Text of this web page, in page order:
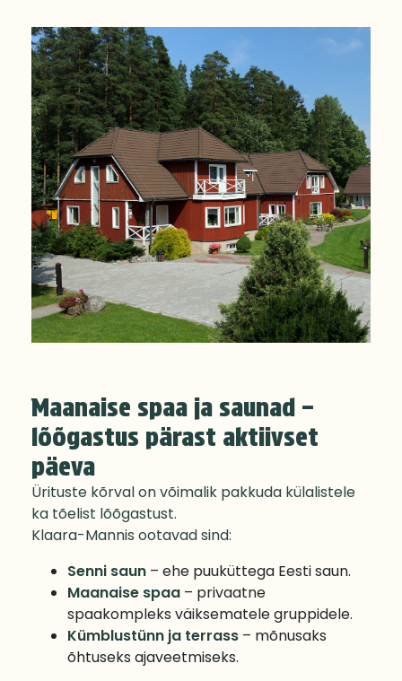
Maanaise spaa ja saunad –
lõõgastus pärast aktiivset
päeva
Ürituste kõrval on võimalik pakkuda külalistele
ka tõelist lõõgastust.
Klaara-Mannis ootavad sind:
Senni saun – ehe puuküttega Eesti saun.
Maanaise spaa – privaatne
spaakompleks väiksematele gruppidele.
Kümblustünn ja terrass – mõnusaks
õhtuseks ajaveetmiseks.